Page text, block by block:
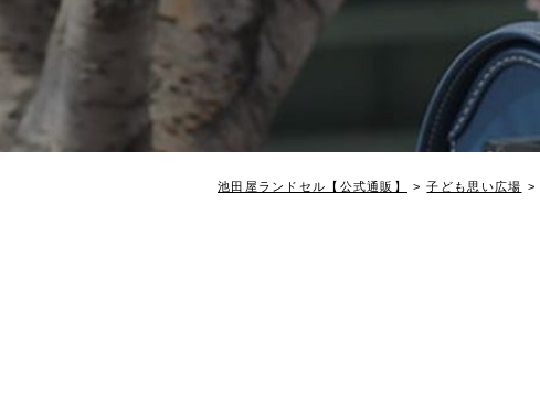
池田屋ランドセル【公式通販】 子ども思い広場